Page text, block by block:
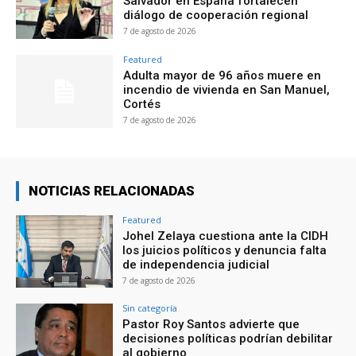
diálogo de cooperación regional
7 de agosto de 2026
Featured
Adulta mayor de 96 años muere en
incendio de vivienda en San Manuel,
Cortés
7 de agosto de 2026
NOTICIAS RELACIONADAS
Featured
Johel Zelaya cuestiona ante la CIDH
los juicios políticos y denuncia falta
de independencia judicial
7 de agosto de 2026
Sin categoría
Pastor Roy Santos advierte que
decisiones políticas podrían debilitar